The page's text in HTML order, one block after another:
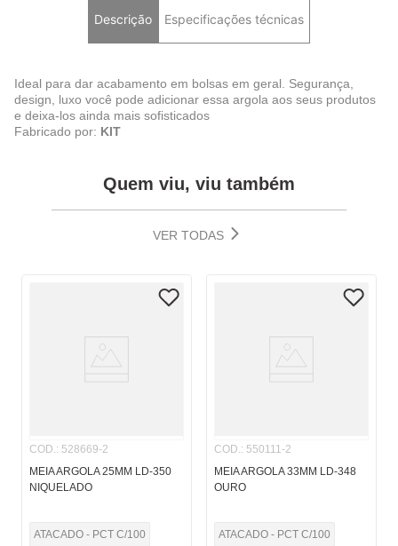
Descrição Especificações técnicas
Ideal para dar acabamento em bolsas em geral. Segurança,
design, luxo você pode adicionar essa argola aos seus produtos
e deixa-los ainda mais sofisticados
Fabricado por: KIT
Quem viu, viu também
VER TODAS
COD.: 528669-2
MEIA ARGOLA 25MM LD-350
NIQUELADO
ATACADO - PCT C/100
COD.: 550111-2
MEIA ARGOLA 33MM LD-348
OURO
ATACADO - PCT C/100